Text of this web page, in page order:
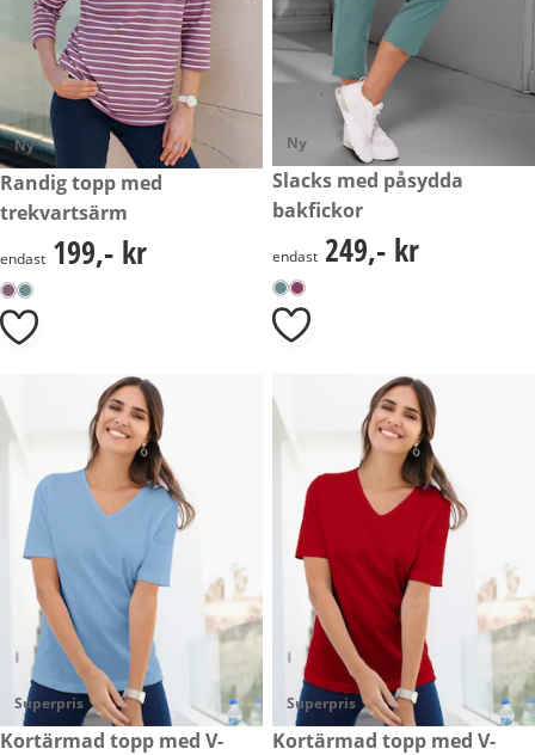
Ny
199,- kr
Randig topp med
trekvartsärm
199,- kr
endast 199,- kr
Ny
249,- kr
Slacks med påsydda
bakfickor
249,- kr
endast 249,- kr
Superpris
99,- kr
Kortärmad topp med V-
Superpris
99,- kr
Kortärmad topp med V-